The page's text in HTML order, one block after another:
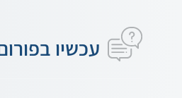
עכשיו